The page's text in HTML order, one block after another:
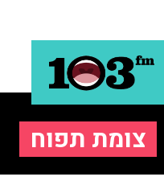
צומת תפוח